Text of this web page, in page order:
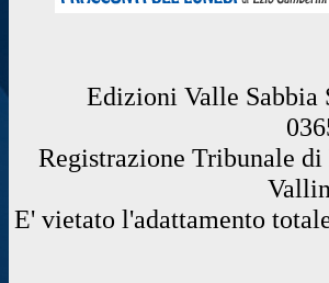
Edizioni Valle Sabbia
Registrazione Tribunale
E' vietato l'adattamento